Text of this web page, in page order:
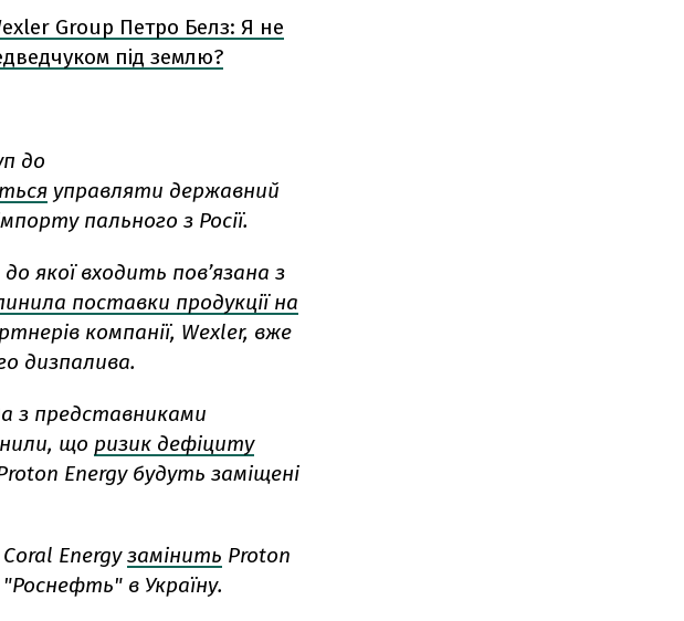
Group Петро Белз: Я не
під землю?
до
управляти державний
пального з Росії.
якої входить пов’язана з
поставки продукції на
компанії, Wexler, вже
дизпалива.
з представниками
що ризик дефіциту
Energy будуть заміщені
Energyзамінить Proton
в Україну.